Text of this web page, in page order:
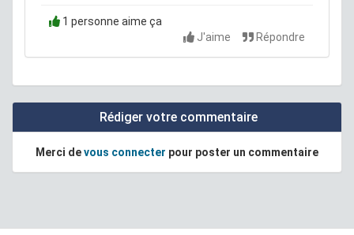
1 personne aime ça
J'aime
Répondre
Rédiger votre commentaire
Merci devous connecter pour poster un commentaire